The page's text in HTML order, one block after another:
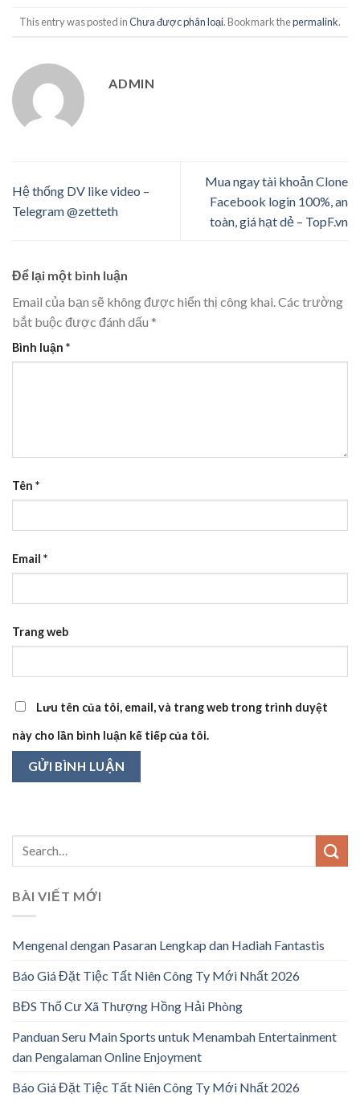
This entry was posted inChưa được phân loại. Bookmark thepermalink.
ADMIN
Hệ thống DV like video –
Telegram @zetteth
Mua ngay tài khoản Clone
Facebook login 100%, an
toàn, giá hạt dẻ – TopF.vn
Để lại một bình luận
Email của bạn sẽ không được hiển thị công khai.Các trường
bắt buộc được đánh dấu *
Bình luận *
Tên *
Email *
Trang web
Lưu tên của tôi, email, và trang web trong trình duyệt
này cho lần bình luận kế tiếp của tôi.
BÀI VIẾT MỚI
Mengenal dengan Pasaran Lengkap dan Hadiah Fantastis
Báo Giá Đặt Tiệc Tất Niên Công Ty Mới Nhất 2026
BĐS Thổ Cư Xã Thượng Hồng Hải Phòng
Panduan Seru Main Sports untuk Menambah Entertainment
dan Pengalaman Online Enjoyment
Báo Giá Đặt Tiệc Tất Niên Công Ty Mới Nhất 2026